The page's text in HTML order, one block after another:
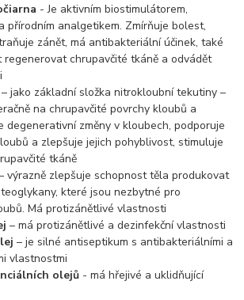
- Je aktivním biostimulátorem,
přírodním analgetikem. Zmírňuje bolest,
zánět, má antibakteriální účinek, také
regenerovat chrupavčité tkáně a odvádět
– jako základní složka nitrokloubní tekutiny –
na chrupavčité povrchy kloubů a
degenerativní změny v kloubech, podporuje
a zlepšuje jejich pohyblivost, stimuluje
tkáně
výrazně zlepšuje schopnost těla produkovat
které jsou nezbytné pro
Má protizánětlivé vlastnosti
– má protizánětlivé a dezinfekční vlastnosti
– je silné antiseptikum s antibakteriálními a
vlastnostmi
olejů - má hřejivé a uklidňující